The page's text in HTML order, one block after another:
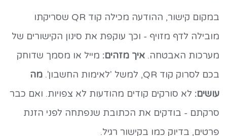
במקום קישור, ההודעה מכילה קוד QR שסריקתו
מובילה לדף מזויף - וכך עוקפת את סינון הקישורים של
מערכות האבטחה. איך מזהים: מייל או מסמך שדוחק
בכם לסרוק קוד QR, למשל 'לאימות החשבון'.
מה
עושים: לא סורקים קודים מהודעות לא צפויות. ואם כבר
סרקתם - בודקים את הכתובת שנפתחה לפני הזנת
פרטים, בדיוק כמו בקישור רגיל.